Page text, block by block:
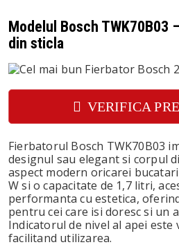
Modelul Bosch TWK70B03
din sticla
VERIFICA
Fierbatorul Bosch TWK70B03
designul sau elegant si corpul
aspect modern oricarei
W si o capacitate de 1,7 litri,
performanta cu estetica,
pentru cei care isi doresc si un
Indicatorul de nivel al apei
facilitand utilizarea.